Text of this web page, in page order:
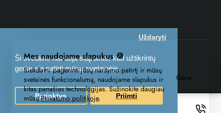
Ši svetainė naudoja slapukus, kad užtikrintų
geriausią patirtį mūsų svetainėje.
Uždaryti
Parinktys Priimti
Mes naudojame slapukus 🍪
Siekdami pagerinti jūsų naršymo patirtį ir mūsų
svetainės funkcionalumą, naudojame slapukus ir
kitas panašias technologijas. Sužinokite daugiau
mūsųPrivatumo politikoje.
Gerai
UAB EKUS © 2026, miegocentras.lt. Visos teisės saugomos